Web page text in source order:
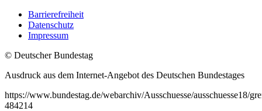
Barrierefreiheit
Datenschutz
Impressum
© Deutscher Bundestag
Ausdruck aus dem Internet-Angebot des Deutschen Bundestages
https://www.bundestag.de/webarchiv/Ausschuesse/ausschuesse18/
484214